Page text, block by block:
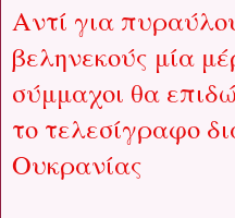
Aντί για
βεληνεκούς μία
σύμμαχοι θα
το τελεσίγραφο
Ουκρανίας